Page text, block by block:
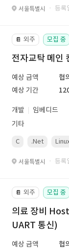
서울특별시 · 등록
📔 외주 모집 중
전자교탁 메인
예상 금액
협
예상 기간
개발
임베디드
기타
C .Net
서울특별시 · 등록
📔 외주 모집 중
의료 장비
UART 통신)
예상 금액
협